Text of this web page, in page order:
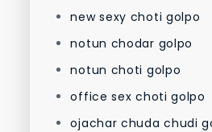
new sexy choti golpo
notun chodar golpo
notun choti golpo
office sex choti golpo
ojachar chuda chudi